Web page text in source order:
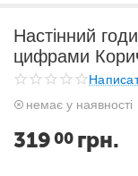
Настінний
цифрами
немає у наявності
319 00 грн.